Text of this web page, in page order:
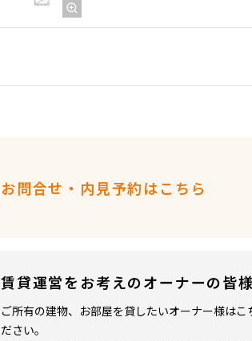
お問合せ・内見予約はこちら
賃貸運営をお考えのオーナーの皆様
ご所有の建物、お部屋を貸したいオーナー様はこ
ださい。